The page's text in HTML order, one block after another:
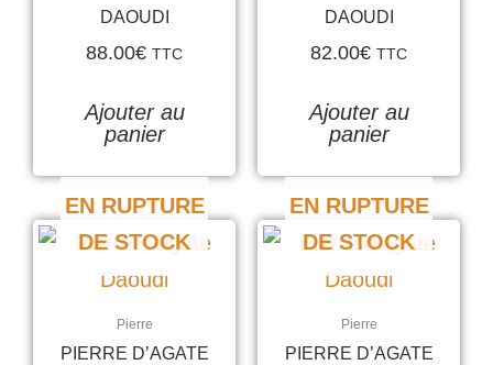
DAOUDI
88.00€ TTC
Ajouter au
panier
DAOUDI
82.00€ TTC
Ajouter au
panier
EN RUPTURE
DE STOCK
Pierre
PIERRE D’AGATE
EN RUPTURE
DE STOCK
Pierre
PIERRE D’AGATE